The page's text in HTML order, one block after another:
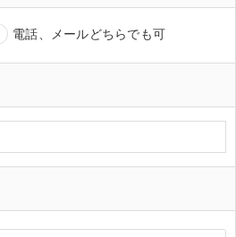
電話、メールどちらでも可